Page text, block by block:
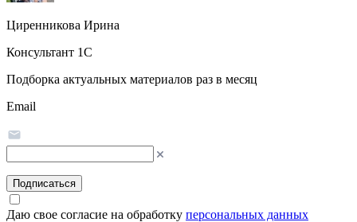
Циренникова Ирина
Консультант 1С
Подборка актуальных материалов раз в месяц
Email
Подписаться
Даю свое согласие на обработку персональных данных